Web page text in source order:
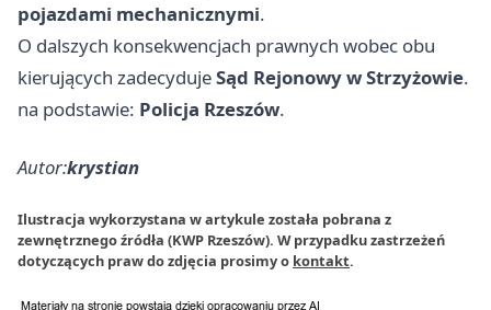
pojazdami mechanicznymi.
O dalszych konsekwencjach prawnych wobec obu
kierujących zadecydujeSąd Rejonowy w Strzyżowie.
na podstawie: Policja Rzeszów.
Autor:krystian
Ilustracja wykorzystana w artykule została pobrana z
zewnętrznego źródła (KWP Rzeszów). W przypadku zastrzeżeń
dotyczących praw do zdjęcia prosimy o kontakt.